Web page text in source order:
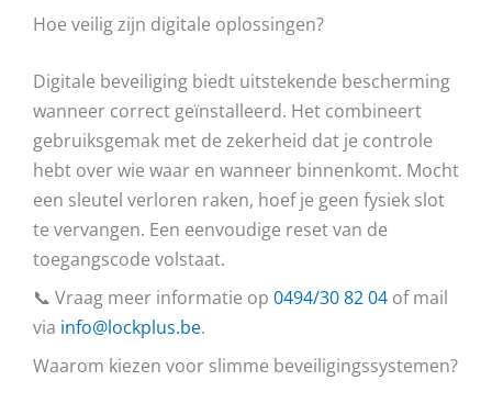
Hoe veilig zijn digitale oplossingen?
Digitale beveiliging biedt uitstekende bescherming
wanneer correct geïnstalleerd. Het combineert
gebruiksgemak met de zekerheid dat je controle
hebt over wie waar en wanneer binnenkomt. Mocht
een sleutel verloren raken, hoef je geen fysiek slot
te vervangen. Een eenvoudige reset van de
toegangscode volstaat.
📞 Vraag meer informatie op 0494/30 82 04 of mail
via info@lockplus.be.
Waarom kiezen voor slimme beveiligingssystemen?